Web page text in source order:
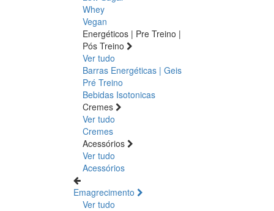
Whey
Vegan
Energéticos | Pre Treino |
Pós Treino
Ver tudo
Barras Energéticas | Geis
Pré Treino
Bebidas Isotonicas
Cremes
Ver tudo
Cremes
Acessórios
Ver tudo
Acessórios
Emagrecimento
Ver tudo